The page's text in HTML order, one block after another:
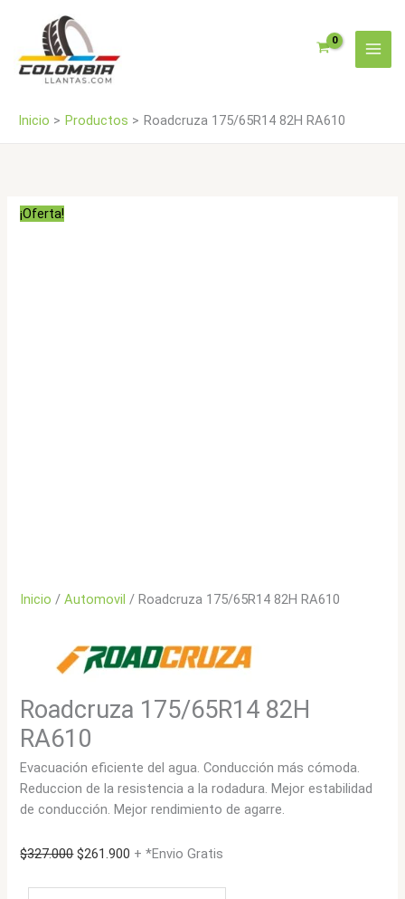
contenido
Inicio Productos Roadcruza 175/65R14 82H RA610
¡Oferta!
Inicio /Automovil / Roadcruza 175/65R14 82H RA610
Roadcruza 175/65R14 82H
RA610
Evacuación eficiente del agua. Conducción más cómoda.
Reduccion de la resistencia a la rodadura. Mejor estabilidad
de conducción. Mejor rendimiento de agarre.
$327.000El
$261.900 El
+ *Envio Gratis